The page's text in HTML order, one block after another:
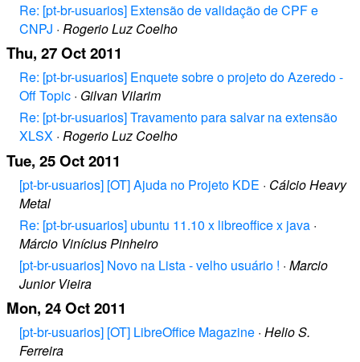
Re: [pt-br-usuarios] Extensão de validação de CPF e
CNPJ · Rogerio Luz Coelho
Thu, 27 Oct 2011
Re: [pt-br-usuarios] Enquete sobre o projeto do Azeredo -
Off Topic · Gilvan Vilarim
Re: [pt-br-usuarios] Travamento para salvar na extensão
XLSX · Rogerio Luz Coelho
Tue, 25 Oct 2011
[pt-br-usuarios] [OT] Ajuda no Projeto KDE · Cálcio Heavy
Metal
Re: [pt-br-usuarios] ubuntu 11.10 x libreoffice x java ·
Márcio Vinícius Pinheiro
[pt-br-usuarios] Novo na Lista - velho usuário ! · Marcio
Junior Vieira
Mon, 24 Oct 2011
[pt-br-usuarios] [OT] LibreOffice Magazine · Helio S.
Ferreira